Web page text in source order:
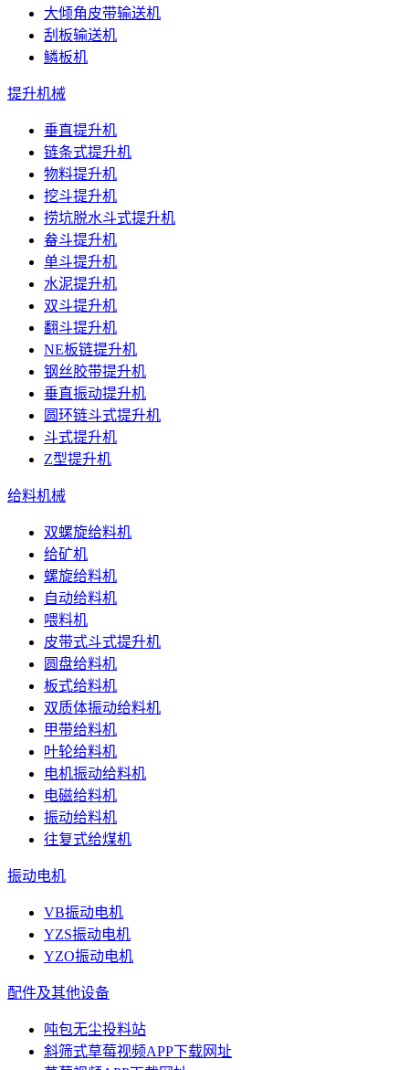
大倾角皮带输送机
刮板输送机
鳞板机
提升机械
垂直提升机
链条式提升机
物料提升机
挖斗提升机
捞坑脱水斗式提升机
畚斗提升机
单斗提升机
水泥提升机
双斗提升机
翻斗提升机
NE板链提升机
钢丝胶带提升机
垂直振动提升机
圆环链斗式提升机
斗式提升机
Z型提升机
给料机械
双螺旋给料机
给矿机
螺旋给料机
自动给料机
喂料机
皮带式斗式提升机
圆盘给料机
板式给料机
双质体振动给料机
甲带给料机
叶轮给料机
电机振动给料机
电磁给料机
振动给料机
往复式给煤机
振动电机
VB振动电机
YZS振动电机
YZO振动电机
配件及其他设备
吨包无尘投料站
斜筛式草莓视频APP下载网址